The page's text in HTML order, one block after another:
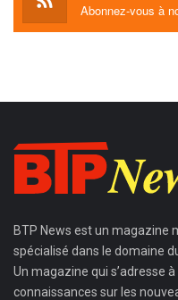
Abonnez-vous à
BTP News est un magazine
spécialisé dans le domaine
Un magazine qui s’adresse
connaissances sur les